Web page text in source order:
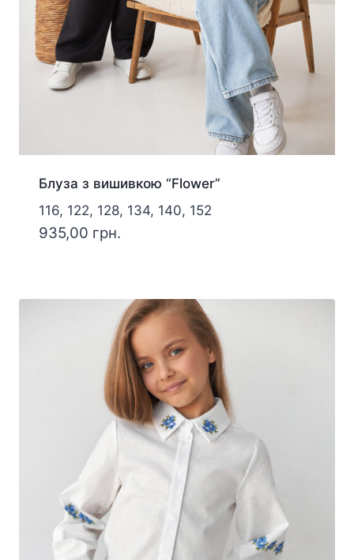
Блуза з вишивкою “Flower”
116, 122, 128, 134, 140, 152
935,00 грн.